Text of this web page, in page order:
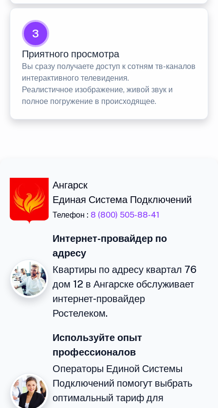
3
Приятного просмотра
Вы сразу получаете доступ к сотням тв-каналов
интерактивного телевидения.
Реалистичное изображение, живой звук и
полное погружение в происходящее.
Ангарск
Единая Система Подключений
Телефон : 8 (800) 505-88-41
Интернет-провайдер по
адресу
Квартиры по адресу квартал 76
дом 12 в Ангарске обслуживает
интернет-провайдер
Ростелеком.
Используйте опыт
профессионалов
Операторы Единой Системы
Подключений помогут выбрать
оптимальный тариф для